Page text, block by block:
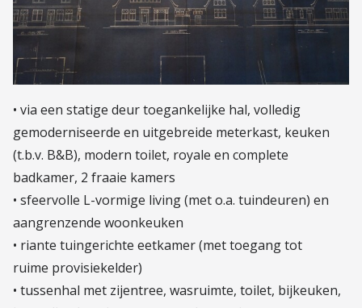
• via een statige deur toegankelijke hal, volledig
gemoderniseerde en uitgebreide meterkast, keuken
(t.b.v. B&B), modern toilet, royale en complete
badkamer, 2 fraaie kamers
• sfeervolle L-vormige living (met o.a. tuindeuren) en
aangrenzende woonkeuken
• riante tuingerichte eetkamer (met toegang tot
ruime provisiekelder)
• tussenhal met zijentree, wasruimte, toilet, bijkeuken,